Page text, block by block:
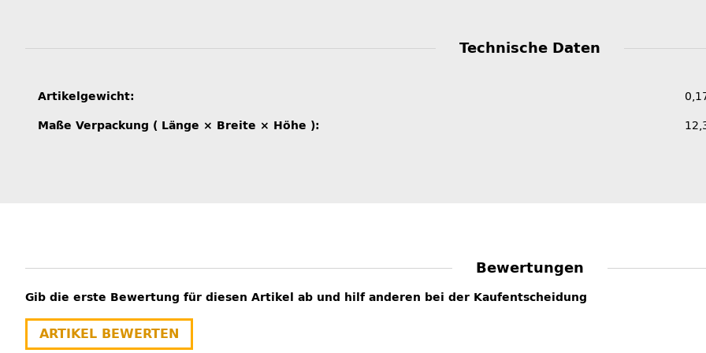
Technische Daten
Produkteigenschaft
Wert
Artikelgewicht:
Maße Verpackung ( Länge × Breite × Höhe ):
Bewertungen
Gib die erste Bewertung für diesen Artikel ab und hilf anderen bei der Kaufentscheidung
ARTIKEL BEWERTEN